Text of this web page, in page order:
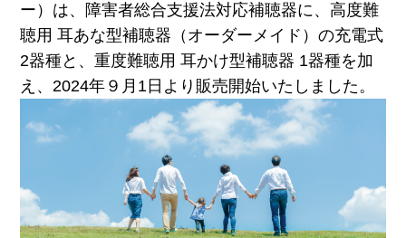
ー）は、障害者総合支援法対応補聴器に、高度難
聴用 耳あな型補聴器（オーダーメイド）の充電式
2器種と 、重度難聴用 耳かけ型補聴器 1器種を加
え、 2024年９月1日より販売開始いたしました。